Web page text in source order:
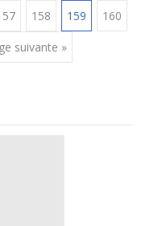
158 159 160
suivante »